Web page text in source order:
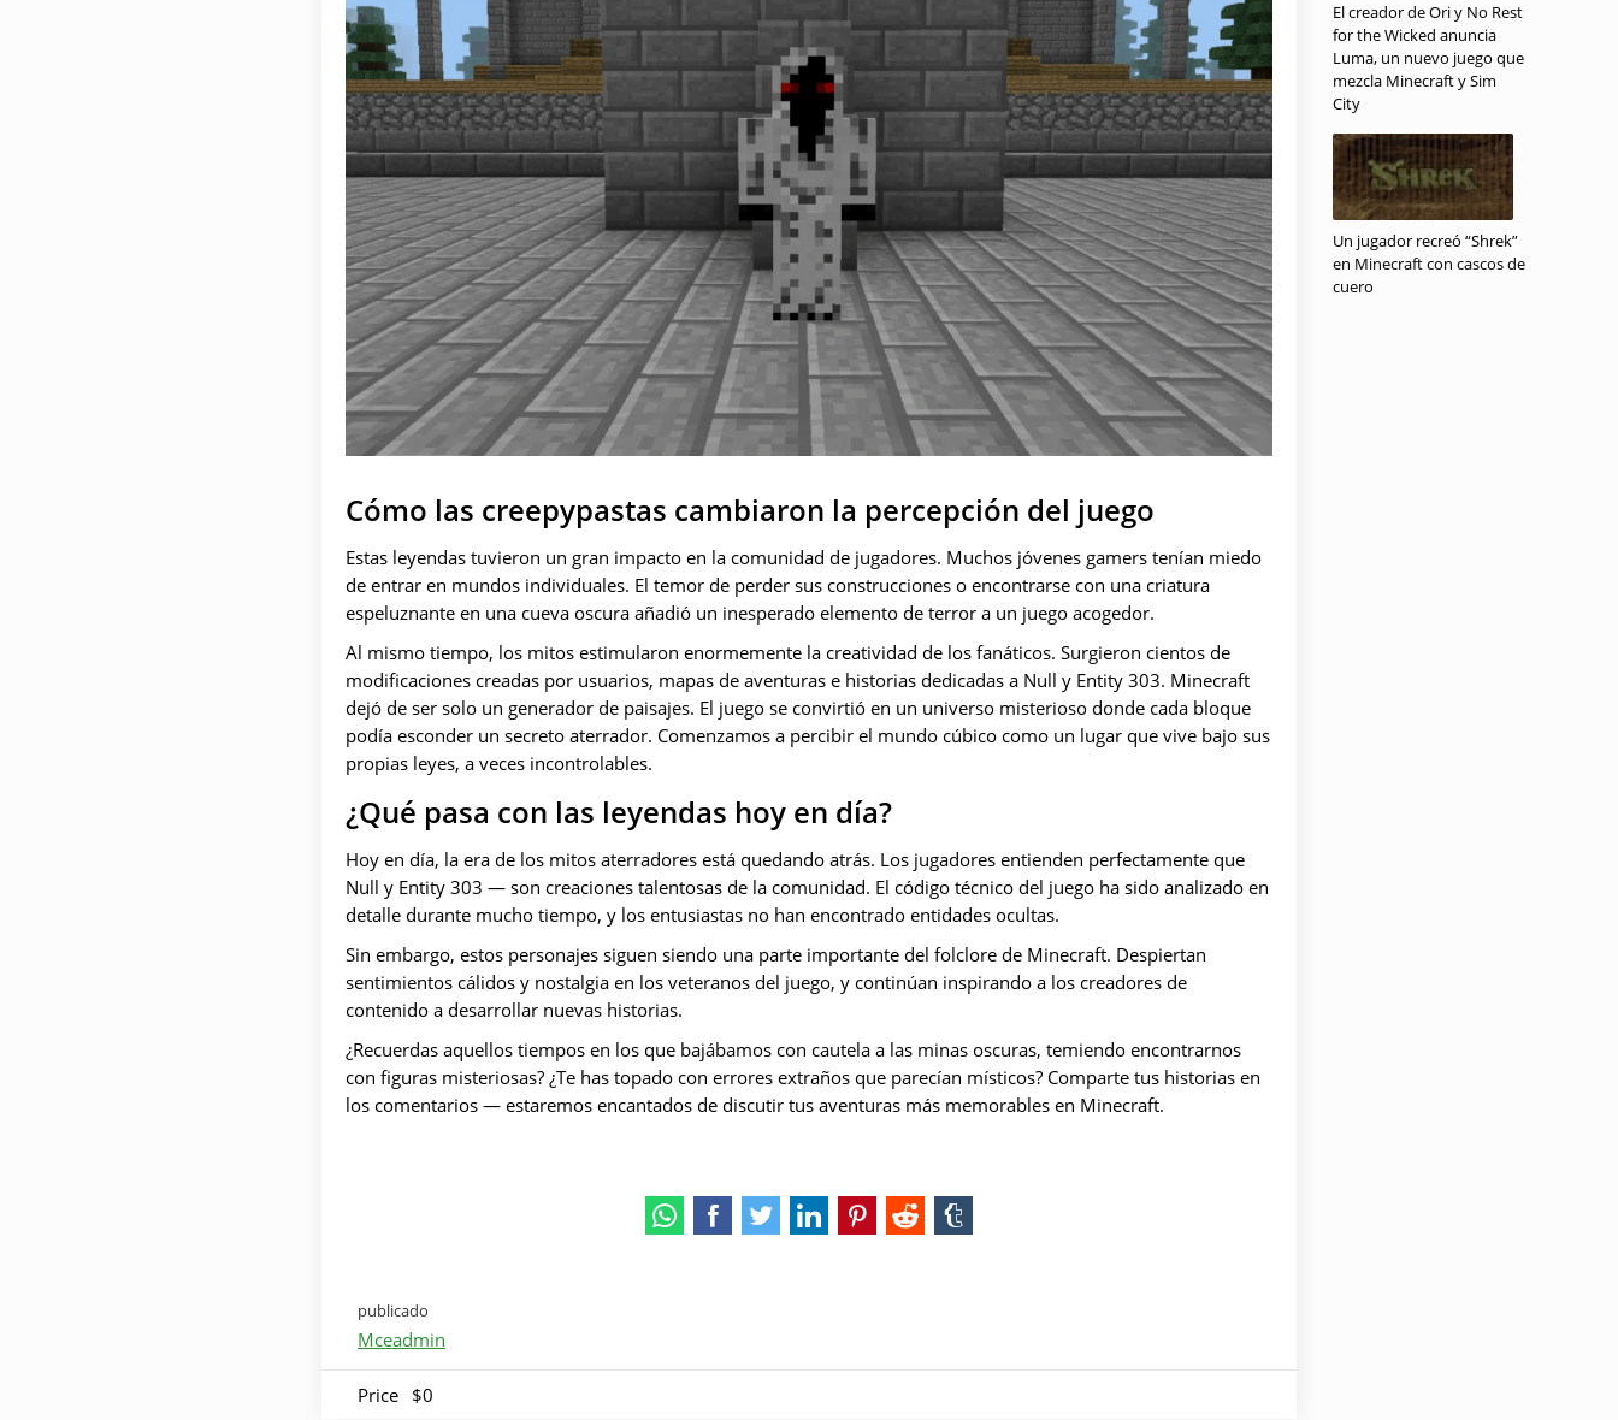
Cómo las creepypastas cambiaron la percepción del juego
Estas leyendas tuvieron un gran impacto en la comunidad de jugadores. Muchos jóvenes gamers tenían miedo
de entrar en mundos individuales. El temor de perder sus construcciones o encontrarse con una criatura
espeluznante en una cueva oscura añadió un inesperado elemento de terror a un juego acogedor.
Al mismo tiempo, los mitos estimularon enormemente la creatividad de los fanáticos. Surgieron cientos de
modificaciones creadas por usuarios, mapas de aventuras e historias dedicadas a Null y Entity 303. Minecraft
dejó de ser solo un generador de paisajes. El juego se convirtió en un universo misterioso donde cada bloque
podía esconder un secreto aterrador. Comenzamos a percibir el mundo cúbico como un lugar que vive bajo sus
propias leyes, a veces incontrolables.
¿Qué pasa con las leyendas hoy en día?
Hoy en día, la era de los mitos aterradores está quedando atrás. Los jugadores entienden perfectamente que
Null y Entity 303 — son creaciones talentosas de la comunidad. El código técnico del juego ha sido analizado en
detalle durante mucho tiempo, y los entusiastas no han encontrado entidades ocultas.
Sin embargo, estos personajes siguen siendo una parte importante del folclore de Minecraft. Despiertan
sentimientos cálidos y nostalgia en los veteranos del juego, y continúan inspirando a los creadores de
contenido a desarrollar nuevas historias.
¿Recuerdas aquellos tiempos en los que bajábamos con cautela a las minas oscuras, temiendo encontrarnos
con figuras misteriosas? ¿Te has topado con errores extraños que parecían místicos? Comparte tus historias en
los comentarios — estaremos encantados de discutir tus aventuras más memorables en Minecraft.
publicado
Mceadmin
Price $0
El creador de Ori y No Rest
for the Wicked anuncia
Luma, un nuevo juego que
mezcla Minecraft y Sim
City
Un jugador recreó “Shrek”
en Minecraft con cascos de
cuero